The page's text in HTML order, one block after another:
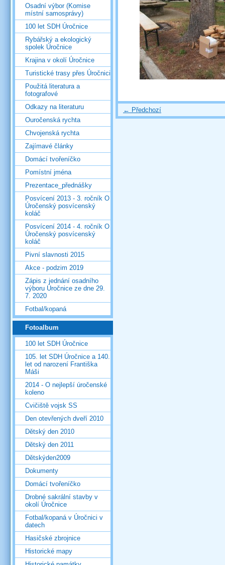
← Předchozí
Osadní výbor (Komise
místní samosprávy)
100 let SDH Úročnice
Rybářský a ekologický
spolek Úročnice
Krajina v okolí Úročnice
Turistické trasy přes Úročnici
Použitá literatura a
fotografové
Odkazy na literaturu
Ouročenská rychta
Chvojenská rychta
Zajímavé články
Domácí tvořeníčko
Pomístní jména
Prezentace_přednášky
Posvícení 2013 - 3. ročník O
Úročenský posvícenský
koláč
Posvícení 2014 - 4. ročník O
Úročenský posvícenský
koláč
Pivní slavnosti 2015
Akce - podzim 2019
Zápis z jednání osadního
výboru Úročnice ze dne 29.
7. 2020
Fotbal/kopaná
Fotoalbum
100 let SDH Úročnice
105. let SDH Úročnice a 140.
let od narození Františka
Máši
2014 - O nejlepší úročenské
koleno
Cvičiště vojsk SS
Den otevřených dveří 2010
Dětský den 2010
Dětský den 2011
Dětskýden2009
Dokumenty
Domácí tvořeníčko
Drobné sakrální stavby v
okolí Úročnice
Fotbal/kopaná v Úročnici v
datech
Hasičské zbrojnice
Historické mapy